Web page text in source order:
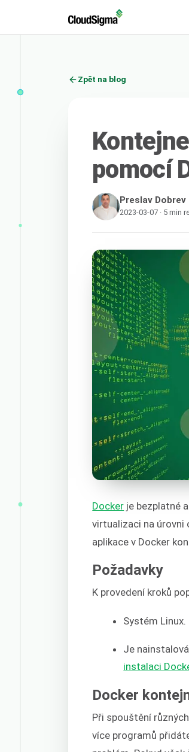
Zpět na blog
pomocí
Preslav Dobrev
2023-03-07 · 5 min
Docker je bezplatné
virtualizaci na úrovni
aplikace v Docker
Požadavky
K provedení kroků
Systém
Je
instalaci
Docker
Při spouštění
více programů